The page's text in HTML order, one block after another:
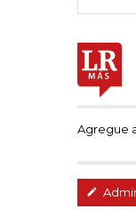
Agregue